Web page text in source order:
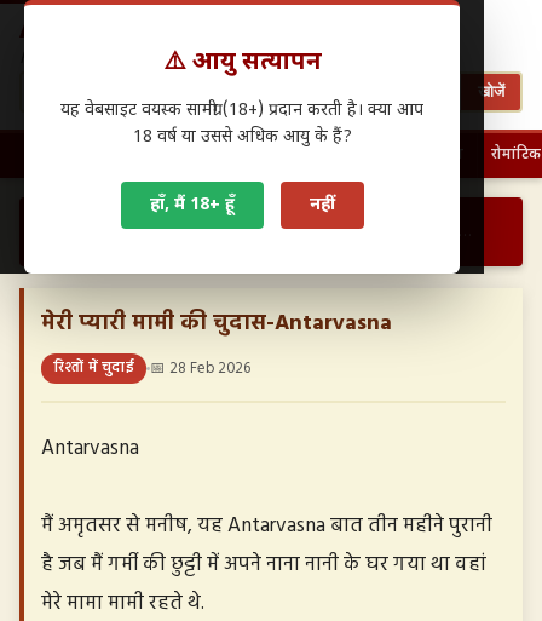
⚠️ आयु सत्यापन
यह वेबसाइट वयस्क सामग्री (18+) प्रदान करती है। क्या आप
18 वर्ष या उससे अधिक आयु के हैं?
हाँ, मैं 18+ हूँ नहीं
Antarwasna.in
Hindi Sex Stories – हिंदी सेक्स कहानियाँ
खोजें
रोमांटिक
रिश्तों में चुदाई › मेरी प्यारी मामी की चुदास-Antarvasna…
मेरी प्यारी मामी की चुदास-Antarvasna
रिश्तों में चुदाई 📅 28 Feb 2026
Antarvasna
मैं अमृतसर से मनीष, यह Antarvasna बात तीन महीने पुरानी
है जब मैं गर्मी की छुट्टी में अपने नाना नानी के घर गया था वहां
मेरे मामा मामी रहते थे.